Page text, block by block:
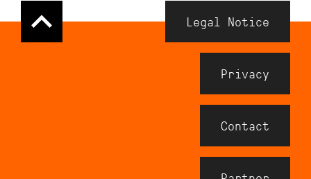
Navigation
Meta
Footer
Legal Notice
Privacy
Contact